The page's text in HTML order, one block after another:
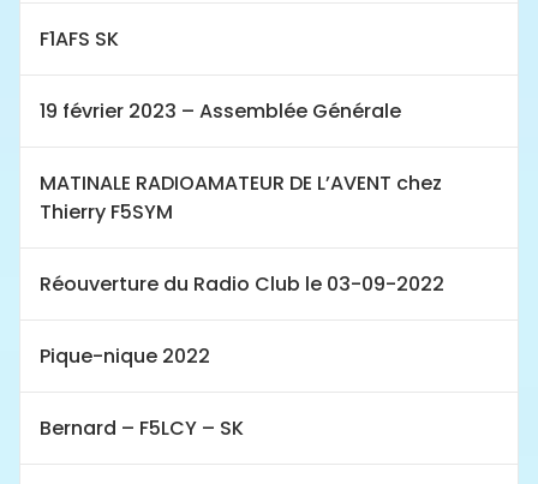
F1AFS SK
19 février 2023 – Assemblée Générale
MATINALE RADIOAMATEUR DE L’AVENT chez
Thierry F5SYM
Réouverture du Radio Club le 03-09-2022
Pique-nique 2022
Bernard – F5LCY – SK